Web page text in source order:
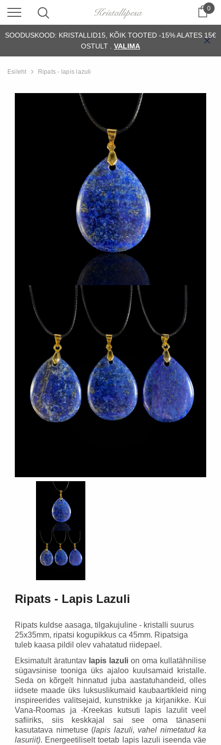
0
SOODUSKOOD: KRISTALLID15, KÕIK TOOTED -15% ALATES 15€
OSTULT . VALIMA
Esileht Ripats - lapis lazuli
Ripats - Lapis Lazuli
Ripats kuldse aasaga, tilgakujuline - kristalli suurus
25x35mm, ripatsi kogupikkus ca 45mm. Ripatsiga
tuleb kaasa pildil olev vahatatud riidepael.
Eksimatult äratuntav lapis lazuli on oma kullatähnilise
sügavsinise tooniga üks ajaloo kuulsamaid kristalle.
Seda on kõrgelt hinnatud juba aastatuhandeid, olles
iidsete maade üks luksuslikumaid kaubaartikleid ning
inspireerides valitsejaid, kunstnikke ja kirjanikke. Kui
Vana-Roomas ja -Kreekas kutsuti lapis lazulit veel
safiiriks, siis keskkajal sai see oma tänaseni
kasutatava nimetuse (lapis lazuli, vahel nimetatud ka
lasuriit). Energeetiliselt toetab lapis lazuli iseenda väe
Alus - orthoceras (fossiil)
Lisa korvi